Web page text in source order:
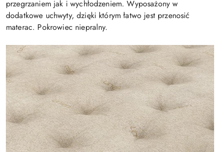
przegrzaniem jak i wychłodzeniem. Wyposażony w
dodatkowe uchwyty, dzięki którym łatwo jest przenosić
materac. Pokrowiec niepralny.